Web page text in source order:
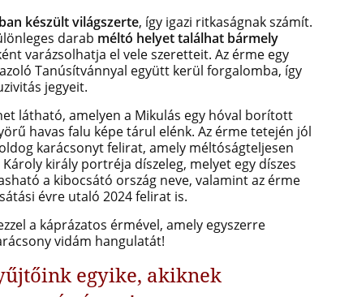
készült világszerte, így igazi ritkaságnak számít.
darab méltó helyet találhat bármely
varázsolhatja el vele szeretteit. Az érme egy
Tanúsítvánnyal együtt kerül forgalomba, így
jegyeit.
látható, amelyen a Mikulás egy hóval borított
havas falu képe tárul elénk. Az érme tetején jól
karácsonyt felirat, amely méltóságteljesen
Károly király portréja díszeleg, melyet egy díszes
a kibocsátó ország neve, valamint az érme
évre utaló 2024 felirat is.
a káprázatos érmével, amely egyszerre
vidám hangulatát!
egyike, akiknek